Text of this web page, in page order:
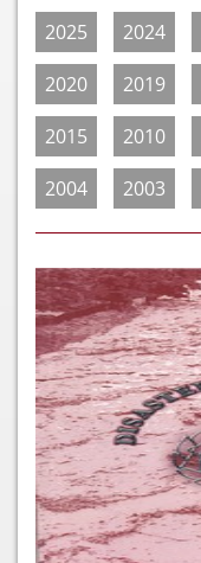
2025 2024
2020
2019
2015
2010
2004
2003